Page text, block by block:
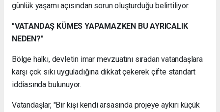
günlük yaşamı açısından sorun oluşturduğu belirtiliyor.
"VATANDAŞ KÜMES YAPAMAZKEN BU AYRICALIK
NEDEN?"
Bölge halkı, devletin imar mevzuatını sıradan vatandaşlara
karşı çok sıkı uyguladığına dikkat çekerek çifte standart
iddiasında bulunuyor.
Vatandaşlar, "Bir kişi kendi arsasında projeye aykırı küçük